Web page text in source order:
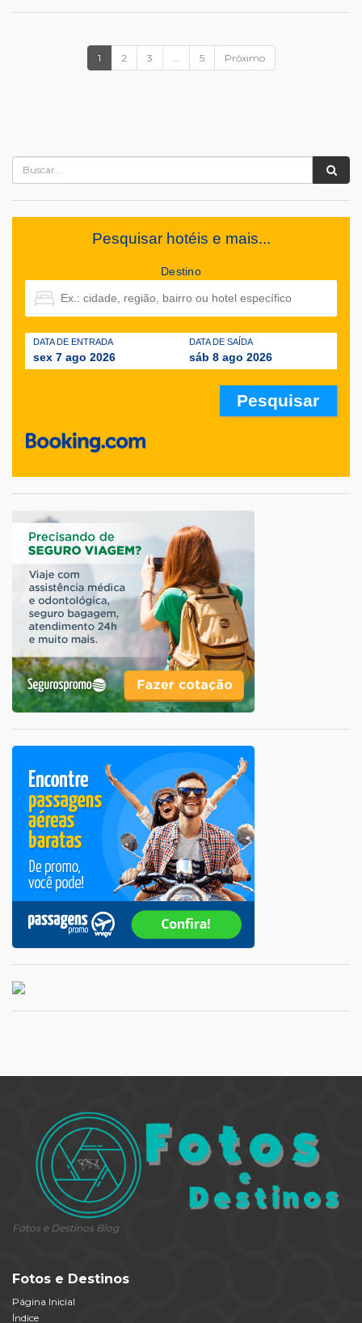
1 2 3 5 Próximo
Pesquisar hotéis e mais...
Destino
DATA DE ENTRADA
sex 7 ago 2026
DATA DE SAÍDA
sáb 8 ago 2026
Fotos e Destinos Blog
Fotos e Destinos
Página Inicial
Índice